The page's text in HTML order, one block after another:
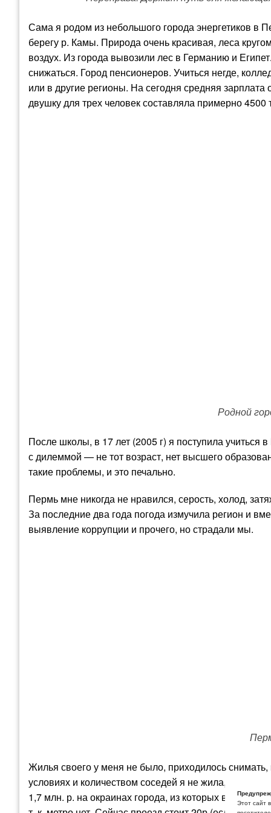
Сама я родом из небольшого города энергетиков в
берегу р. Камы. Природа очень красивая, леса
воздух. Из города вывозили лес в Германию и
снижаться. Город пенсионеров. Учиться негде,
или в другие регионы. На сегодня средняя
двушку для трех человек составляла примерно
После школы, в 17 лет (2005 г) я поступила учиться
с дилеммой — не тот возраст, нет высшего
такие проблемы, и это печально.
Пермь мне никогда не нравился, серость, холод,
За последние два года погода измучила регион и
выявление коррупции и прочего, но страдали мы.
Жилья своего у меня не было, приходилось снимать,
условиях и количеством соседей я не жила, но это
1,7 млн. р. на окраинах города, из которых в городЭтот сайт